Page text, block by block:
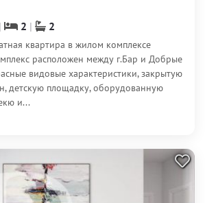
2 2
квартира в жилом комплексе
расположен между г.Бар и Добрые
видовые характеристики, закрытую
детскую площадку, оборудованную
и...